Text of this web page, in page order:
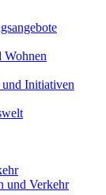
Wohnen
Initiativen
und Verkehr